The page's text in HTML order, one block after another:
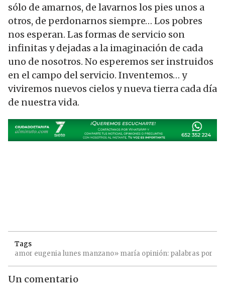
sólo de amarnos, de lavarnos los pies unos a
otros, de perdonarnos siempre… Los pobres
nos esperan. Las formas de servicio son
infinitas y dejadas a la imaginación de cada
uno de nosotros. No esperemos ser instruidos
en el campo del servicio. Inventemos… y
viviremos nuevos cielos y nueva tierra cada día
de nuestra vida.
Tags
amor eugenia lunes manzano» maría opinión: palabras por
Un comentario